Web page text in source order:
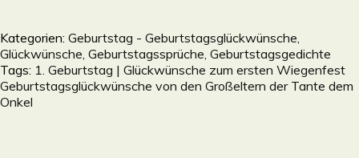
Kategorien: Geburtstag - Geburtstagsglückwünsche,
Glückwünsche, Geburtstagssprüche, Geburtstagsgedichte
Tags: 1. Geburtstag | Glückwünsche zum ersten Wiegenfest
Geburtstagsglückwünsche von den Großeltern der Tante dem
Onkel